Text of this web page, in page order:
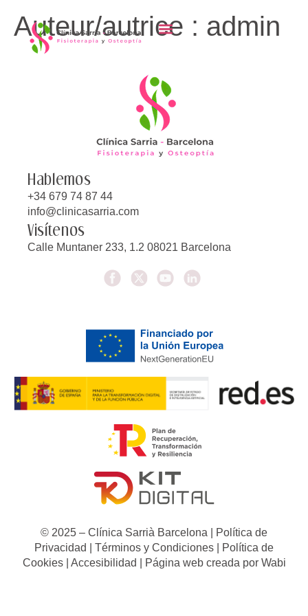
principal
Auteur/autrice : admin
Hablemos
+34 679 74 87 44
info@clinicasarria.com
Visítenos
Calle Muntaner 233, 1.2 08021 Barcelona
© 2025 – Clínica Sarrià Barcelona |
Política de
Privacidad
Términos y Condiciones
Política de
Cookies| Accesibilidad | Página web creada por Wabi